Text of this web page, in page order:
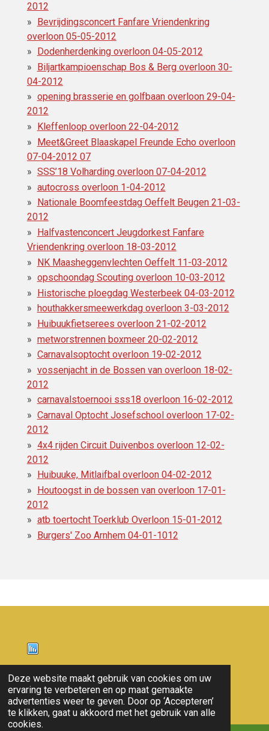
Deze website maakt gebruik van cookies om uw
ervaring te verbeteren en op maat gemaakte
advertenties weer te geven. Door op ‘Accepteren’
te klikken, gaat u akkoord met het gebruik van alle
cookies.
2012
Bevrijdingsconcert Fanfare Vriendenkring
overloon 05-05-2012
Dodenherdenking overloon 04-05-2012
Biljartkampioenschap Bos & Berg overloon 30-
04-2012
opening brasserie en golfbaan overloon 29-04-
2012
Kleffenloop overloon 22-04-2012
Meet&Greet Blaaskapel Freunde Echo overloon
07-04-2012 07
SSS’18 Volharding overloon 07-04-2012
autocross overloon 1-04-2012
Nationale Boomfeestdag Oeffelt Beugen 21-03-
2012
Halfvastenconcert Jeugdorkest Fanfare
Vriendenkring overloon 18-03-2012
NK Maasheggenvlechten Oeffelt 11-03-2012
opschoondag Scouting overloon 10-03-2012
Historische ploegdag Westerbeek 04-03-2012
houthakkersmeewerkdag overloon 3-03-2012
Huibuukfietserees overloon 21-02-2012
metworstrennen boxmeer 20-02-2012
Carnavalsoptocht overloon 19-02-2012
vossenjacht in de Bossen van overloon 18-02-
2012
carnavalstoernooi sss18 overloon 16-02-2012
Carnaval Optocht Josefschool overloon 17-02-
2012
4x4 rijden Circuit Duivenbos overloon 12-02-
2012
Huibuuke, Mitlaifbal overloon 04-02-2012
Houtoogst in de bossen van overloon 17-01-
2012
atb toertocht Toerklub Overloon 15-01-2012
Burgers' Zoo Arnhem 04-01-1012
Nieuws
© 2011 - 2026 overloon nieuws